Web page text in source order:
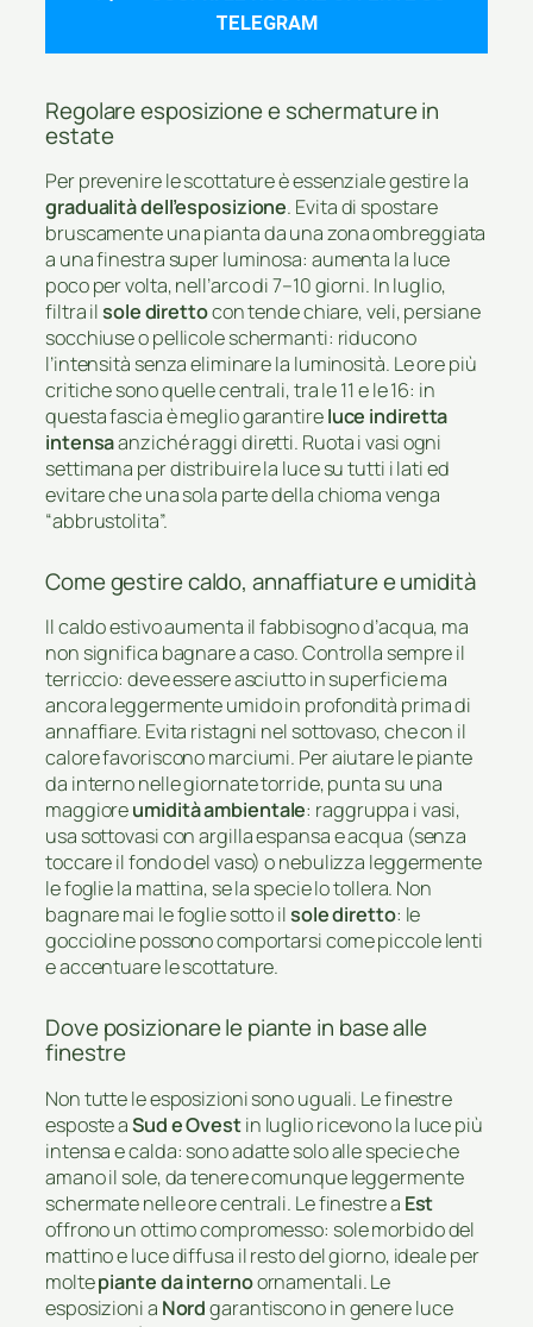
TELEGRAM
Regolare esposizione e schermature in
estate
Per prevenire le scottature è essenziale gestire la
gradualità dell’esposizione. Evita di spostare
bruscamente una pianta da una zona ombreggiata
a una finestra super luminosa: aumenta la luce
poco per volta, nell’arco di 7–10 giorni. In luglio,
filtra ilsole direttocon tende chiare, veli, persiane
socchiuse o pellicole schermanti: riducono
l’intensità senza eliminare la luminosità. Le ore più
critiche sono quelle centrali, tra le 11 e le 16: in
questa fascia è meglio garantireluce indiretta
intensaanziché raggi diretti. Ruota i vasi ogni
settimana per distribuire la luce su tutti i lati ed
evitare che una sola parte della chioma venga
“abbrustolita”.
Come gestire caldo, annaffiature e umidità
Il caldo estivo aumenta il fabbisogno d’acqua, ma
non significa bagnare a caso. Controlla sempre il
terriccio: deve essere asciutto in superficie ma
ancora leggermente umido in profondità prima di
annaffiare. Evita ristagni nel sottovaso, che con il
calore favoriscono marciumi. Per aiutare le piante
da interno nelle giornate torride, punta su una
maggioreumidità ambientale: raggruppa i vasi,
usa sottovasi con argilla espansa e acqua (senza
toccare il fondo del vaso) o nebulizza leggermente
le foglie la mattina, se la specie lo tollera. Non
bagnare mai le foglie sotto ilsole diretto: le
goccioline possono comportarsi come piccole lenti
e accentuare le scottature.
Dove posizionare le piante in base alle
finestre
Non tutte le esposizioni sono uguali. Le finestre
esposte aSud e Ovestin luglio ricevono la luce più
intensa e calda: sono adatte solo alle specie che
amano il sole, da tenere comunque leggermente
schermate nelle ore centrali. Le finestre a Est
offrono un ottimo compromesso: sole morbido del
mattino e luce diffusa il resto del giorno, ideale per
moltepiante da internoornamentali. Le
esposizioni a Nordgarantiscono in genere luce